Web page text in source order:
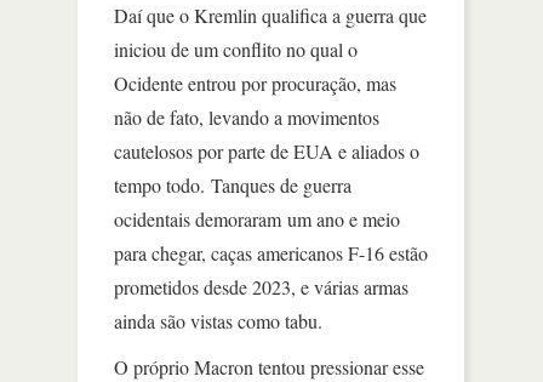
Daí que o Kremlin qualifica a guerra que
iniciou de um conflito no qual o
Ocidente entrou por procuração, mas
não de fato, levando a movimentos
cautelosos por parte de EUA e aliados o
tempo todo. Tanques de guerra
ocidentais demoraram um ano e meio
para chegar, caças americanos F-16 estão
prometidos desde 2023, e várias armas
ainda são vistas como tabu.
O próprio Macron tentou pressionar esse